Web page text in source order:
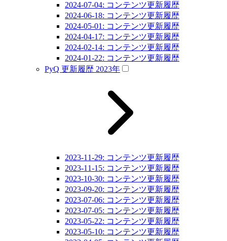
2024-07-04: コンテンツ更新履歴
2024-06-18: コンテンツ更新履歴
2024-05-01: コンテンツ更新履歴
2024-04-17: コンテンツ更新履歴
2024-02-14: コンテンツ更新履歴
2024-01-22: コンテンツ更新履歴
PyQ 更新履歴 2023年
2023-11-29: コンテンツ更新履歴
2023-11-15: コンテンツ更新履歴
2023-10-30: コンテンツ更新履歴
2023-09-20: コンテンツ更新履歴
2023-07-06: コンテンツ更新履歴
2023-07-05: コンテンツ更新履歴
2023-05-22: コンテンツ更新履歴
2023-05-10: コンテンツ更新履歴